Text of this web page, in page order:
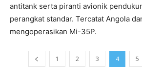
antitank serta piranti avionik
perangkat standar. Tercatat Angola
mengoperasikan Mi-35P.
1 2 3 4 5